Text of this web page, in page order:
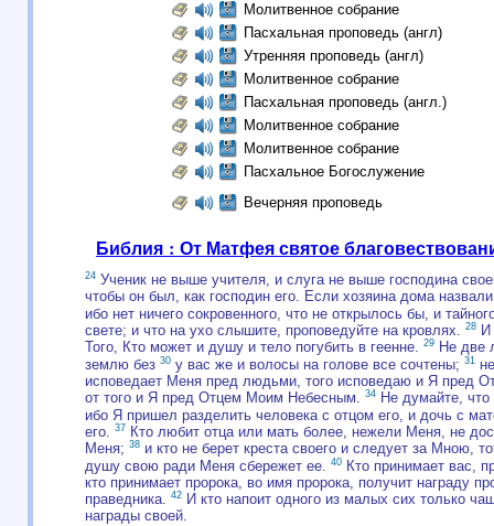
Молитвенное собрание
Пасхальная проповедь (англ)
Утренняя проповедь (англ)
Молитвенное собрание
Пасхальная проповедь (англ.)
Молитвенное собрание
Молитвенное собрание
Пасхальное Богослужение
Вечерняя проповедь
Библия : От Матфея святое
24 Ученик не выше учителя, и слуга не выше господина
чтобы он был, как господин его. Если хозяина дома
ибо нет ничего сокровенного, что не открылось бы, и
свете; и что на ухо слышите, проповедуйте на кровлях. 28 И
Того, Кто может и душу и тело погубить в геенне. 29 Не две
землю без 30 у вас же и волосы на голове все сочтены; 31
исповедает Меня пред людьми, того исповедаю и Я пред
от того и Я пред Отцем Моим Небесным. 34 Не думайте,
ибо Я пришел разделить человека с отцом его, и дочь с
его. 37 Кто любит отца или мать более, нежели Меня, не
Меня; 38 и кто не берет креста своего и следует за Мною,
душу свою ради Меня сбережет ее.
40 Кто принимает вас,
кто принимает пророка, во имя пророка, получит награду
праведника. 42 И кто напоит одного из малых сих только
награды своей.